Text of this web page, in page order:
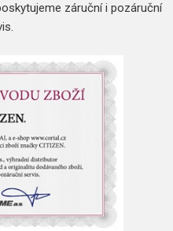
záruční i pozáruční